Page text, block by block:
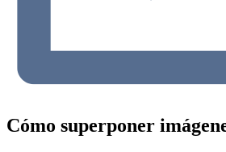
Cómo superponer